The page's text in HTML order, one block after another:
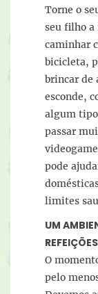
Torne o
seu filho a
caminhar
bicicleta,
brincar de
esconde,
algum
passar
pode
limites
UM
REFEIÇÕES
O
pelo